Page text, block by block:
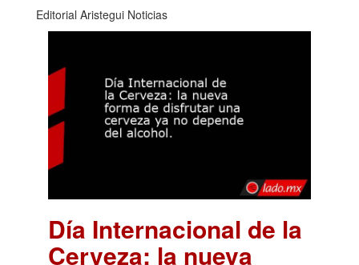
Editorial Aristegui Noticias
Día Internacional de la
Cerveza: la nueva